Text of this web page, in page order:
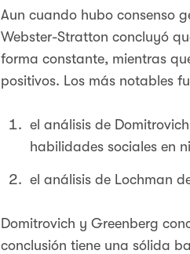
Aun cuando hubo consenso
Webster-Stratton concluyó
forma constante, mientras
positivos. Los más notables
el análisis de
habilidades sociales en
el análisis de Lochman
Domitrovich y Greenberg
conclusión tiene una sólida